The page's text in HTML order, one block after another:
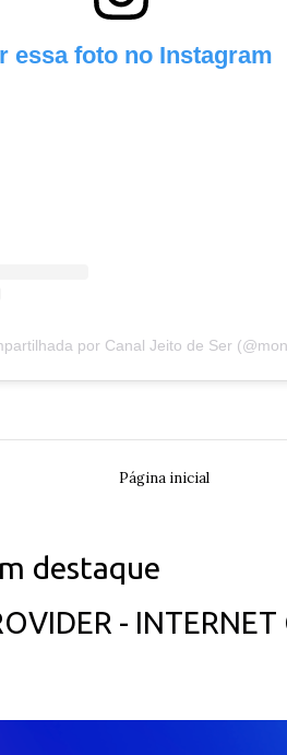
essa foto no Instagram
por Canal Jeito de Ser
Página inicial
destaque
-